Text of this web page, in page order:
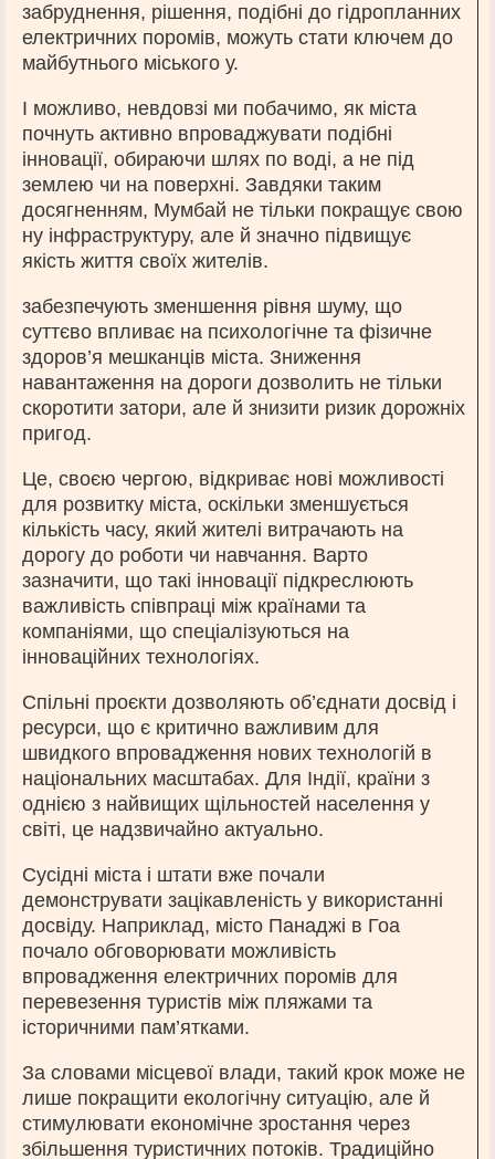
забруднення, рішення, подібні до гідропланних
електричних поромів, можуть стати ключем до
майбутнього міського у.
І можливо, невдовзі ми побачимо, як міста
почнуть активно впроваджувати подібні
інновації, обираючи шлях по воді, а не під
землею чи на поверхні. Завдяки таким
досягненням, Мумбай не тільки покращує свою
ну інфраструктуру, але й значно підвищує
якість життя своїх жителів.
забезпечують зменшення рівня шуму, що
суттєво впливає на психологічне та фізичне
здоров’я мешканців міста. Зниження
навантаження на дороги дозволить не тільки
скоротити затори, але й знизити ризик дорожніх
пригод.
Це, своєю чергою, відкриває нові можливості
для розвитку міста, оскільки зменшується
кількість часу, який жителі витрачають на
дорогу до роботи чи навчання. Варто
зазначити, що такі інновації підкреслюють
важливість співпраці між країнами та
компаніями, що спеціалізуються на
інноваційних технологіях.
Спільні проєкти дозволяють об’єднати досвід і
ресурси, що є критично важливим для
швидкого впровадження нових технологій в
національних масштабах. Для Індії, країни з
однією з найвищих щільностей населення у
світі, це надзвичайно актуально.
Сусідні міста і штати вже почали
демонструвати зацікавленість у використанні
досвіду. Наприклад, місто Панаджі в Гоа
почало обговорювати можливість
впровадження електричних поромів для
перевезення туристів між пляжами та
історичними пам’ятками.
За словами місцевої влади, такий крок може не
лише покращити екологічну ситуацію, але й
стимулювати економічне зростання через
збільшення туристичних потоків. Традиційно